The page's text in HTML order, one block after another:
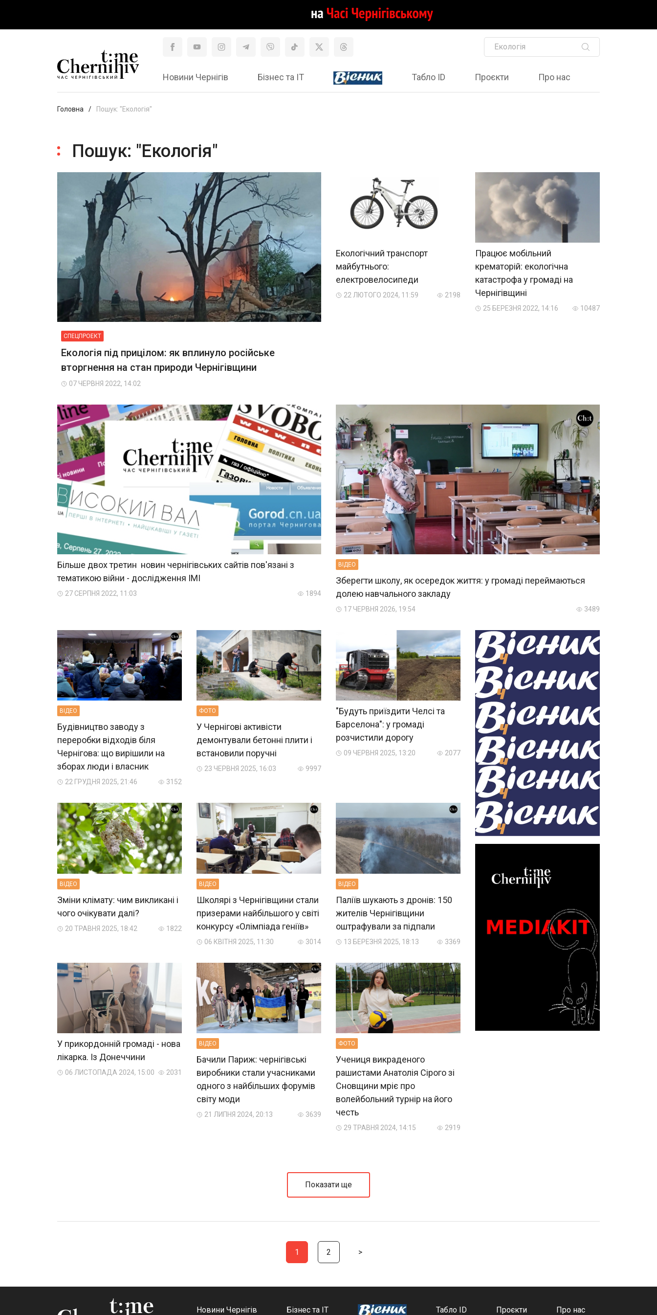
Новини Чернігів Бізнес та ІТ Табло ID Проєкти Про нас
Головна Пошук: "Екологія"
Пошук: "Екологія"
СПЕЦПРОЕКТ
Екологія під прицілом: як вплинуло російське
вторгнення на стан природи Чернігівщини
07 ЧЕРВНЯ 2022, 14:02
Екологічний транспорт
майбутнього:
електровелосипеди
22 ЛЮТОГО 2024, 11:59 2198
Працює мобільний
крематорій: екологічна
катастрофа у громаді на
Чернігівщині
25 БЕРЕЗНЯ 2022, 14:16 10487
Більше двох третин новин чернігівських сайтів пов'язані з
тематикою війни - дослідження ІМІ
27 СЕРПНЯ 2022, 11:03 1894
ВIДЕО
Зберегти школу, як осередок життя: у громаді переймаються
долею навчального закладу
17 ЧЕРВНЯ 2026, 19:54 3489
ВIДЕО
Будівництво заводу з
переробки відходів біля
Чернігова: що вирішили на
зборах люди і власник
22 ГРУДНЯ 2025, 21:46 3152
ФОТО
У Чернігові активісти
демонтували бетонні плити і
встановили поручні
23 ЧЕРВНЯ 2025, 16:03 9997
"Будуть приїздити Челсі та
Барселона": у громаді
розчистили дорогу
09 ЧЕРВНЯ 2025, 13:20 2077
ВIДЕО
Зміни клімату: чим викликані і
чого очікувати далі?
20 ТРАВНЯ 2025, 18:42 1822
ВIДЕО
Школярі з Чернігівщини стали
призерами найбільшого у світі
конкурсу «Олімпіада геніїв»
06 КВІТНЯ 2025, 11:30 3014
ВIДЕО
Паліїв шукають з дронів: 150
жителів Чернігівщини
оштрафували за підпали
13 БЕРЕЗНЯ 2025, 18:13 3369
У прикордонній громаді - нова
лікарка. Із Донеччини
06 ЛИСТОПАДА 2024, 15:00 2031
ВIДЕО
Бачили Париж: чернігівські
виробники стали учасниками
одного з найбільших форумів
світу моди
21 ЛИПНЯ 2024, 20:13 3639
ФОТО
Учениця викраденого
рашистами Анатолія Сірого зі
Сновщини мріє про
волейбольний турнір на його
честь
29 ТРАВНЯ 2024, 14:15 2919
Показати ще
1 2 >
Новини Чернігів Бізнес та ІТ Табло ID Проєкти Про нас